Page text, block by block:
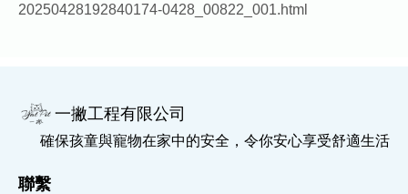
20250428192840174-0428_00822_001.html
一撇工程有限公司
確保孩童與寵物在家中的安全，令你安心享受舒適生活
聯繫